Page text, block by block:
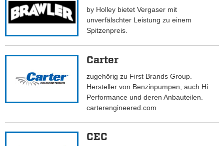
by Holley bietet Vergaser mit
unverfälschter Leistung zu einem
Spitzenpreis.
Carter
zugehörig zu First Brands Group.
Hersteller von Benzinpumpen, auch Hi
Performance und deren Anbauteilen.
carterengineered.com
CEC